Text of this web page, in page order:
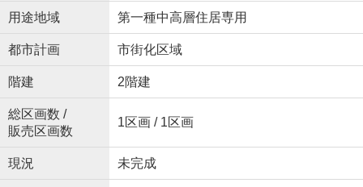
用途地域 第一種中高層住居専用
都市計画 市街化区域
階建 2階建
総区画数 /
販売区画数
1区画 / 1区画
現況 未完成